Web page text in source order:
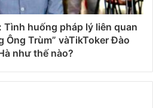
Tình huống pháp lý liên quan
Ông Trùm” vàTikToker Đào
như thế nào?